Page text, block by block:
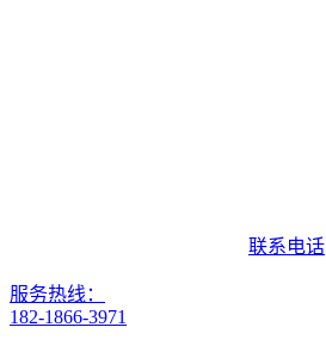
联系电话
服务热线：
182-1866-3971